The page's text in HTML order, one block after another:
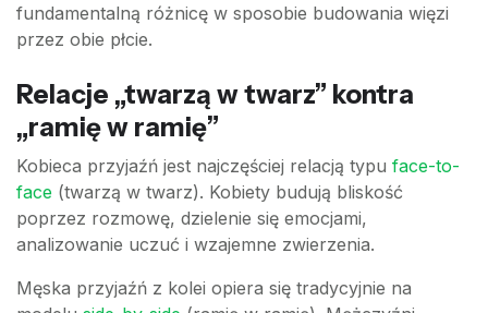
fundamentalną różnicę w sposobie budowania więzi
przez obie płcie.
Relacje „twarzą w twarz” kontra
„ramię w ramię”
Kobieca przyjaźń jest najczęściej relacją typu face-to-
face (twarzą w twarz). Kobiety budują bliskość
poprzez rozmowę, dzielenie się emocjami,
analizowanie uczuć i wzajemne zwierzenia.
Męska przyjaźń z kolei opiera się tradycyjnie na